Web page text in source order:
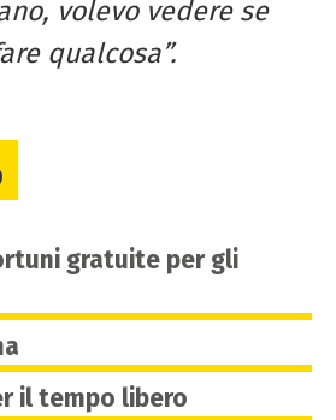
volevo vedere se
qualcosa”.
gratuite per gli
il tempo libero